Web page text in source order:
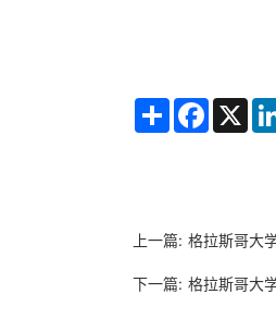
Share Facebook
X
上一篇: 格拉斯哥大
下一篇: 格拉斯哥大